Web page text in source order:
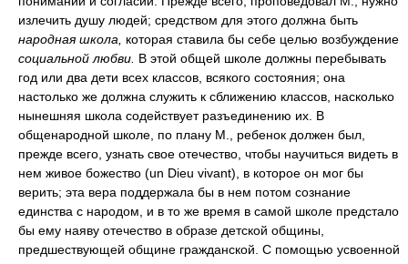
излечить душу людей; средством для этого должна быть
народная школа,
которая ставила бы себе целью возбуждение
социальной любви. В этой общей школе должны перебывать
год или два дети всех классов, всякого состояния; она
настолько же должна служить к сближению классов, насколько
нынешняя школа содействует разъединению их. В
общенародной школе, по плану М., ребенок должен был,
прежде всего, узнать свое отечество, чтобы научиться видеть в
нем живое божество (un Dieu vivant), в которое он мог бы
верить; эта вера поддержала бы в нем потом сознание
единства с народом, и в то же время в самой школе предстало
бы ему наяву отечество в образе детской общины,
предшествующей общине гражданской. С помощью усвоенной